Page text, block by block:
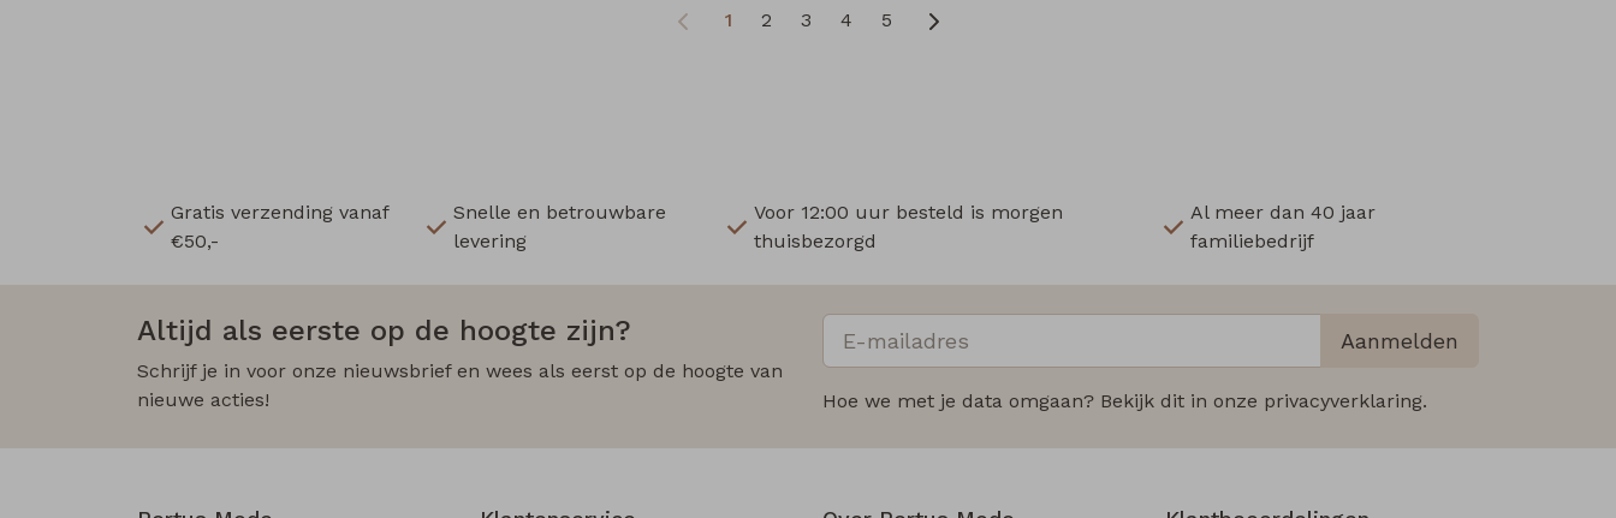
1 2 3 4 5
Gratis verzending vanaf
€50,-
Snelle en betrouwbare
levering
Voor 12:00 uur besteld is morgen
thuisbezorgd
Al meer dan 40 jaar
familiebedrijf
Altijd als eerste op de hoogte zijn?
Schrijf je in voor onze nieuwsbrief en wees als eerst op de hoogte van
nieuwe acties!
Aanmelden
Hoe we met je data omgaan? Bekijk dit in onze privacyverklaring.